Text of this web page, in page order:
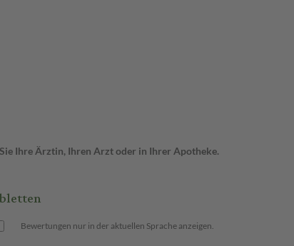
Ihre Ärztin, Ihren Arzt oder in Ihrer Apotheke.
Bewertungen nur in der aktuellen Sprache anzeigen.